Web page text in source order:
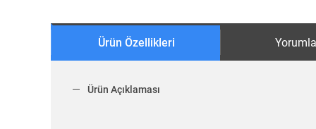
Ürün Özellikleri
Ürün Açıklaması